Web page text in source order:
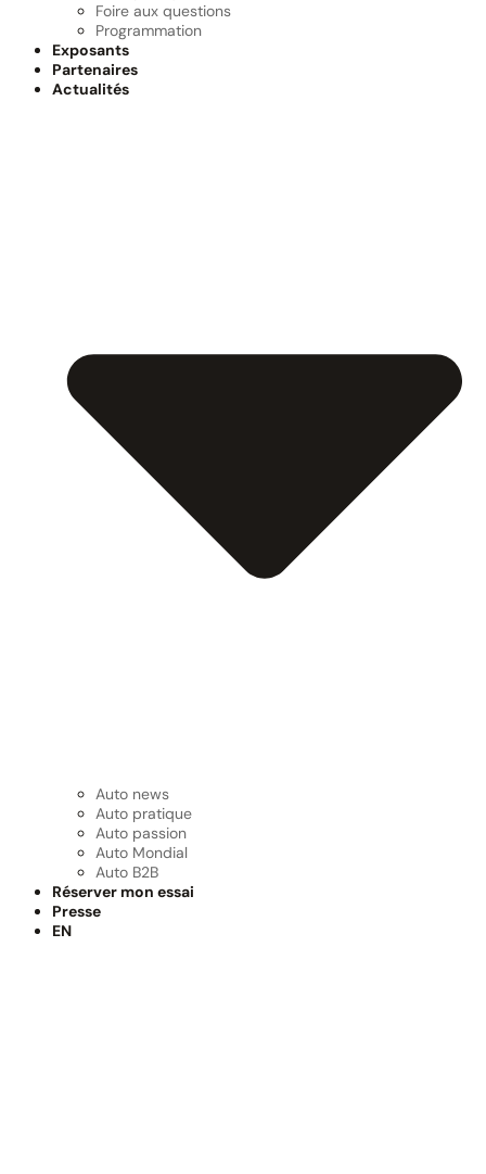
Foire aux questions
Programmation
Exposants
Partenaires
Actualités
Auto news
Auto pratique
Auto passion
Auto Mondial
Auto B2B
Réserver mon essai
Presse
EN